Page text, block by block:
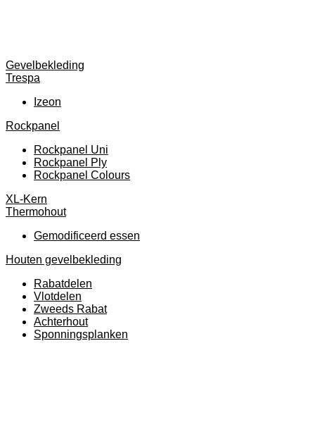
Gevelbekleding
Trespa
Izeon
Rockpanel
Rockpanel Uni
Rockpanel Ply
Rockpanel Colours
XL-Kern
Thermohout
Gemodificeerd essen
Houten gevelbekleding
Rabatdelen
Vlotdelen
Zweeds Rabat
Achterhout
Sponningsplanken